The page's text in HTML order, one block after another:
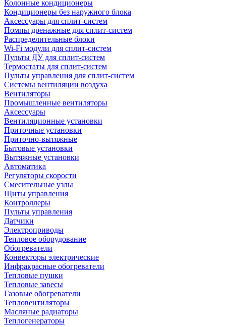
Колонные кондиционеры
Кондиционеры без наружного блока
Аксессуары для сплит-систем
Помпы дренажные для сплит-систем
Распределительные блоки
Wi-Fi модули для сплит-систем
Пульты ДУ для сплит-систем
Термостаты для сплит-систем
Пульты управления для сплит-систем
Системы вентиляции воздуха
Вентиляторы
Промышленные вентиляторы
Аксессуары
Вентиляционные установки
Приточные установки
Приточно-вытяжные
Бытовые установки
Вытяжные установки
Автоматика
Регуляторы скорости
Смесительные узлы
Щиты управления
Контроллеры
Пульты управления
Датчики
Электроприводы
Тепловое оборудование
Обогреватели
Конвекторы электрические
Инфракрасные обогреватели
Тепловые пушки
Тепловые завесы
Газовые обогреватели
Тепловентиляторы
Масляные радиаторы
Теплогенераторы